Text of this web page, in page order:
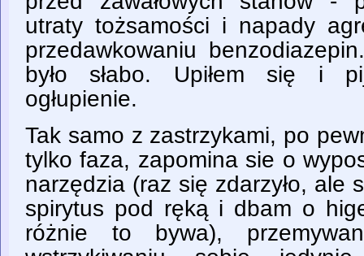
utraty tożsamości i napady
przedawkowaniu
było słabo. Upiłem się i
ogłupienie.
Tak samo z zastrzykami, po
tylko faza, zapomina sie o
narzędzia (raz się zdarzyło, ale
spirytus pod ręką i dbam o
różnie to bywa),